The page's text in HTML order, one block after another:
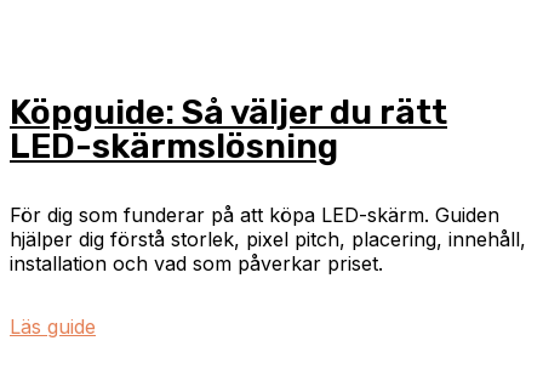
Köpguide: Så väljer du rätt
LED-skärmslösning
För dig som funderar på att köpa LED-skärm. Guiden
hjälper dig förstå storlek, pixel pitch, placering, innehåll,
installation och vad som påverkar priset.
Läs guide